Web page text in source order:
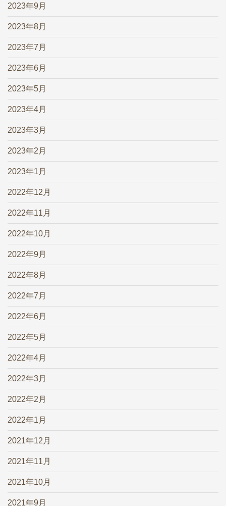
2023年9月
2023年8月
2023年7月
2023年6月
2023年5月
2023年4月
2023年3月
2023年2月
2023年1月
2022年12月
2022年11月
2022年10月
2022年9月
2022年8月
2022年7月
2022年6月
2022年5月
2022年4月
2022年3月
2022年2月
2022年1月
2021年12月
2021年11月
2021年10月
2021年9月